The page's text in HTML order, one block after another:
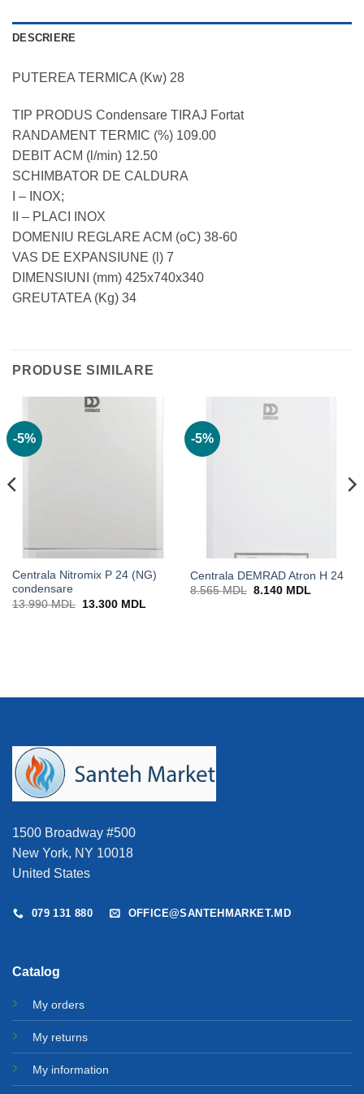
DESCRIERE
PUTEREA TERMICA (Kw) 28
TIP PRODUS Condensare TIRAJ Fortat
RANDAMENT TERMIC (%) 109.00
DEBIT ACM (l/min) 12.50
SCHIMBATOR DE CALDURA
I – INOX;
II – PLACI INOX
DOMENIU REGLARE ACM (oC) 38-60
VAS DE EXPANSIUNE (l) 7
DIMENSIUNI (mm) 425x740x340
GREUTATEA (Kg) 34
PRODUSE SIMILARE
-5%
Centrala Nitromix P 24 (NG)
condensare
13.990MDL
Prețul
13.300 MDL
-5%
Centrala DEMRAD Atron H 24
8.565MDL Prețul
8.140 MDLPrețul
1500 Broadway #500
New York, NY 10018
United States
079 131 880 OFFICE@SANTEHMARKET.MD
Catalog
My orders
My returns
My information